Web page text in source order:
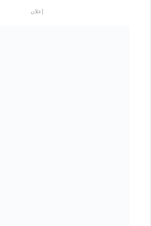
إعلان